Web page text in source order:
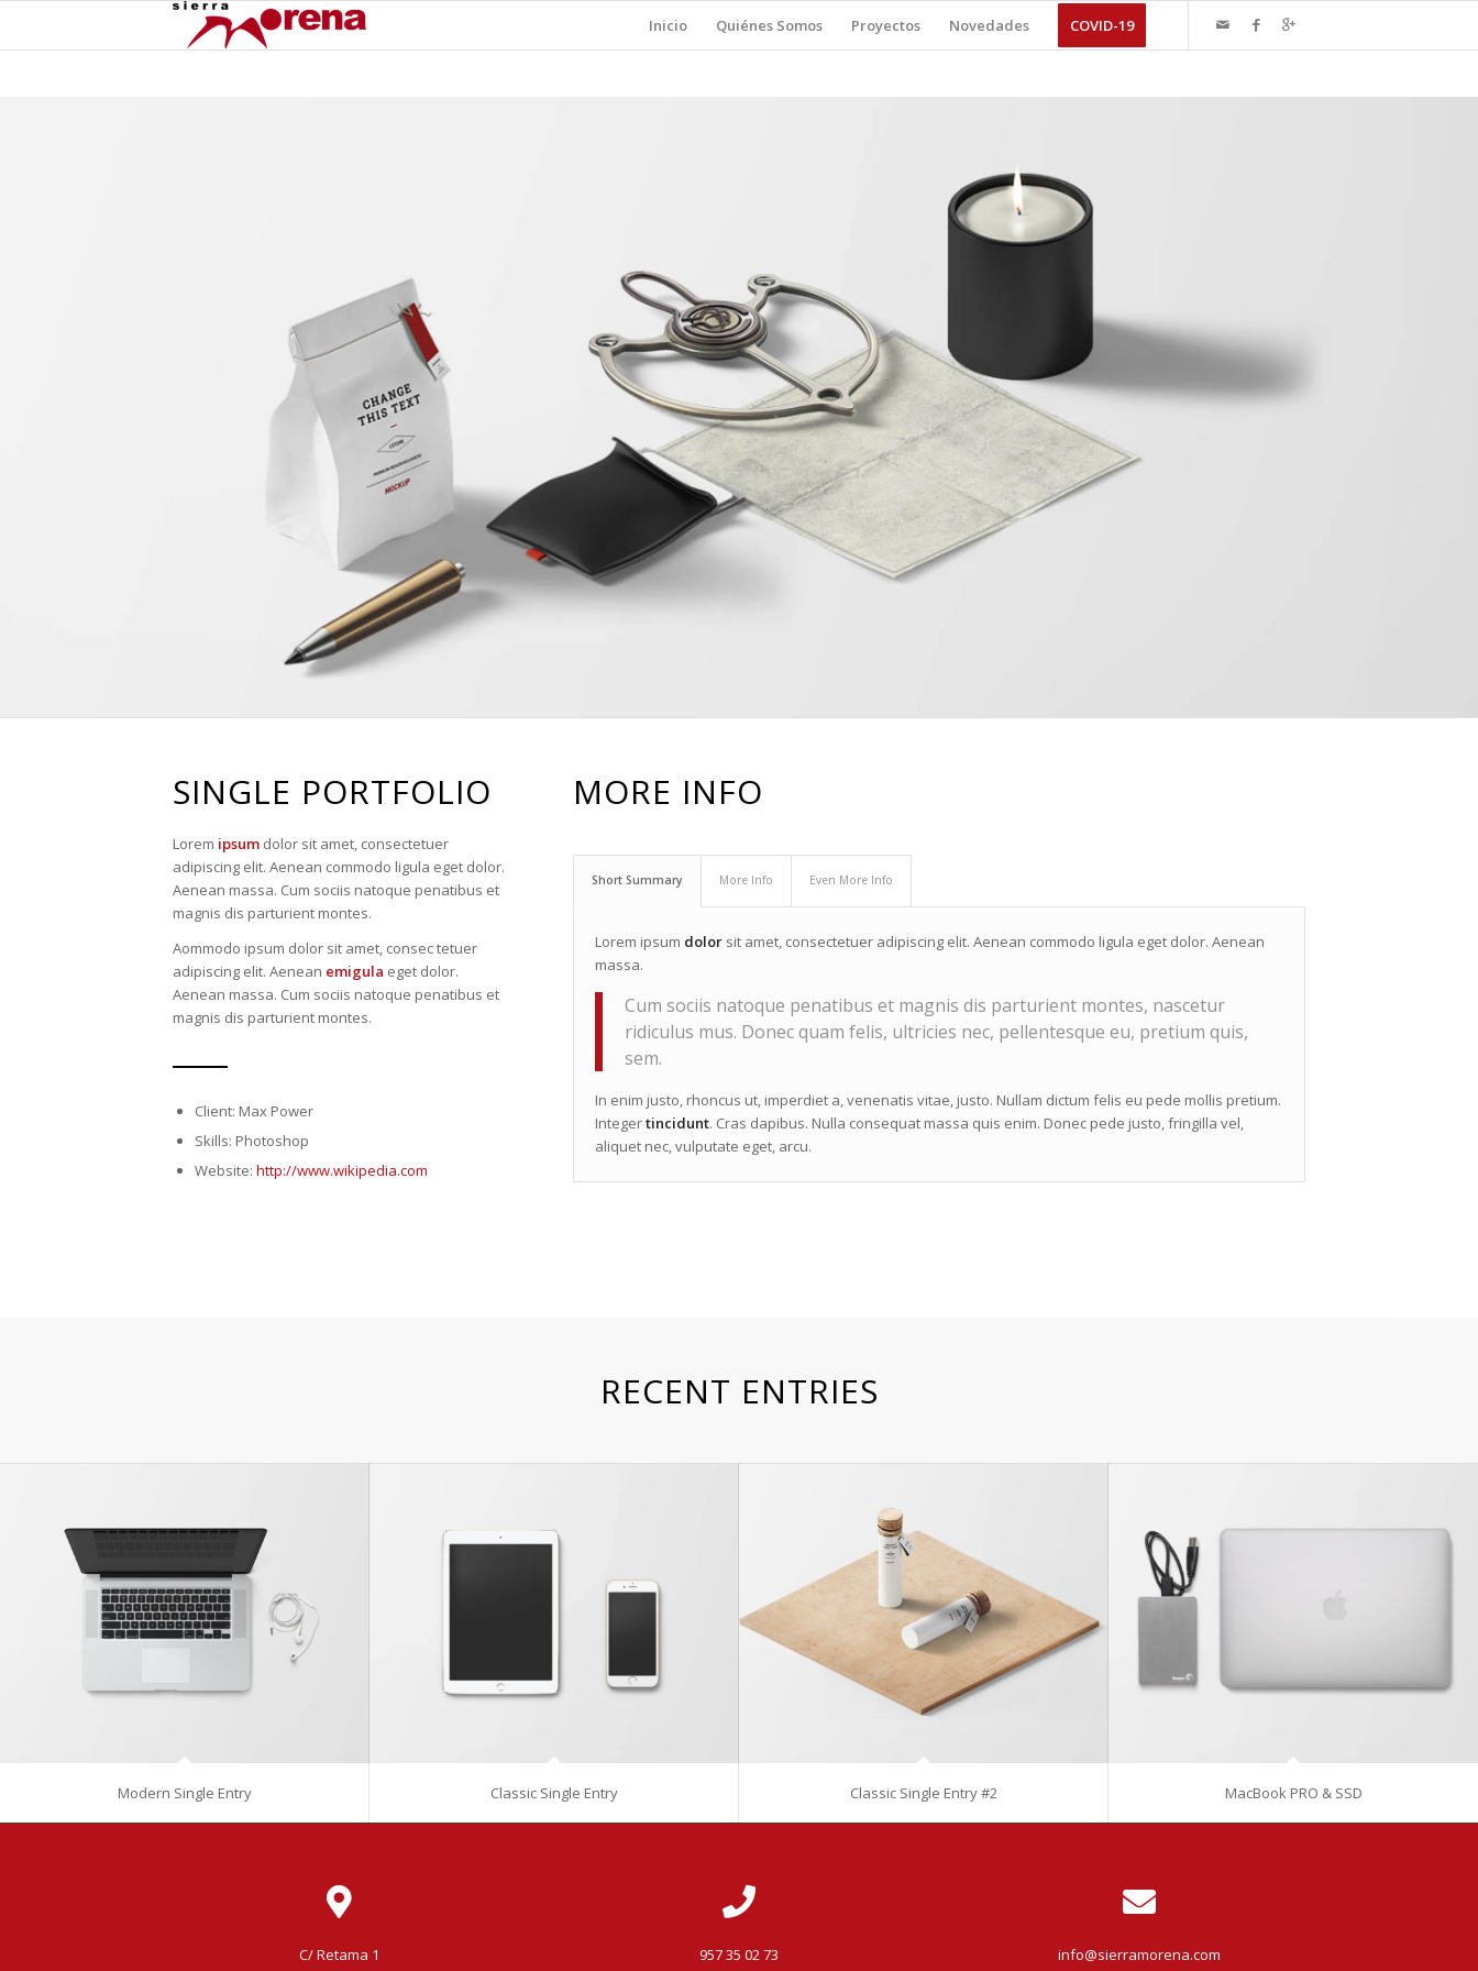
Inicio Quiénes Somos Proyectos Novedades COVID-19
SINGLE PORTFOLIO
Lorem ipsum dolor sit amet, consectetuer
adipiscing elit. Aenean commodo ligula eget dolor.
Aenean massa. Cum sociis natoque penatibus et
magnis dis parturient montes.
Aommodo ipsum dolor sit amet, consec tetuer
adipiscing elit. Aenean emigula eget dolor.
Aenean massa. Cum sociis natoque penatibus et
magnis dis parturient montes.
Client: Max Power
Skills: Photoshop
Website: http://www.wikipedia.com
MORE INFO
Short Summary More Info Even More Info
Lorem ipsum dolorsit amet, consectetuer adipiscing elit. Aenean commodo ligula eget dolor. Aenean
massa.
Cum sociis natoque penatibus et magnis dis parturient montes, nascetur
ridiculus mus. Donec quam felis, ultricies nec, pellentesque eu, pretium quis,
sem.
In enim justo, rhoncus ut, imperdiet a, venenatis vitae, justo. Nullam dictum felis eu pede mollis pretium.
Integertincidunt. Cras dapibus. Nulla consequat massa quis enim. Donec pede justo, fringilla vel,
aliquet nec, vulputate eget, arcu.
RECENT ENTRIES
Modern Single Entry Classic Single Entry Classic Single Entry #2 MacBook PRO & SSD
C/ Retama 1
957 35 02 73 info@sierramorena.com